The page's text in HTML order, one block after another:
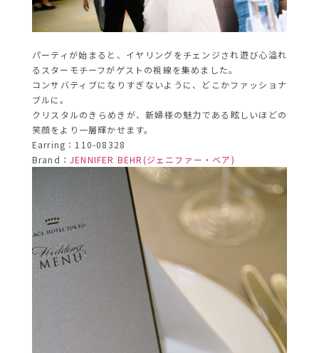
パーティが始まると、イヤリングをチェンジされ遊び心溢れ
るスターモチーフがゲストの視線を集めました。
コンサバティブになりすぎないように、どこかファッショナ
ブルに。
クリスタルのきらめきが、新婦様の魅力である眩しいほどの
笑顔をより一層輝かせます。
Earring：110-08328
Brand： JENNIFER BEHR(ジェニファー・ベア)